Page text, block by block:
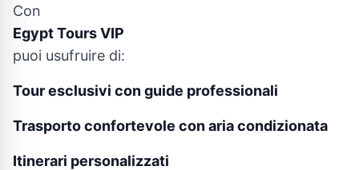
Con
Egypt Tours VIP
puoi usufruire di:
Tour esclusivi con guide professionali
Trasporto confortevole con aria condizionata
Itinerari personalizzati